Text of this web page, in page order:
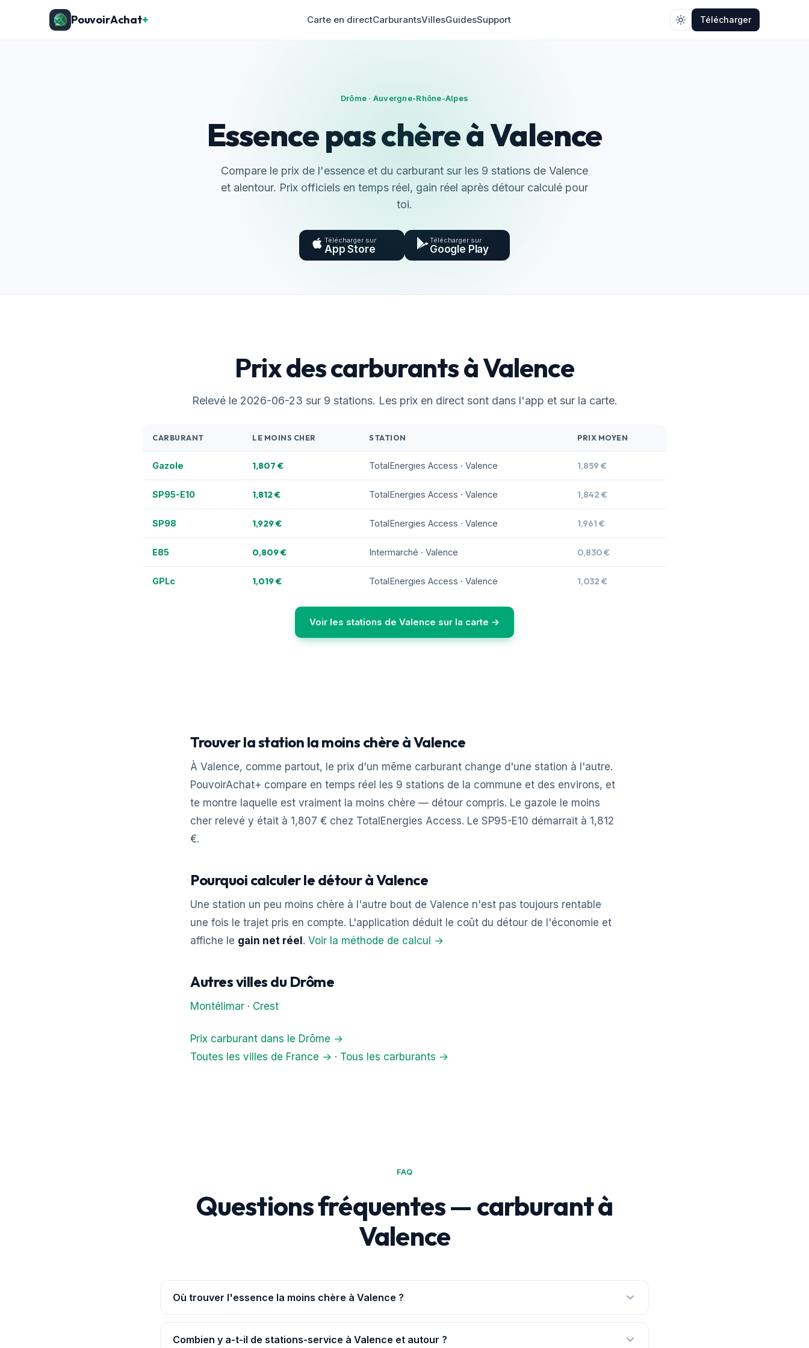
PouvoirAchat+ Carte en directCarburantsVillesGuidesSupport Télécharger
Drôme · Auvergne-Rhône-Alpes
Essence pas chère à Valence
Compare le prix de l'essence et du carburant sur les 9 stations de Valence
et alentour. Prix officiels en temps réel, gain réel après détour calculé pour
toi.
Télécharger sur
App Store
Télécharger sur
Google Play
Prix des carburants à Valence
Relevé le 2026-06-23 sur 9 stations. Les prix en direct sont dans l'app et sur la carte.
CARBURANT LE MOINS CHER STATION PRIX MOYEN
Gazole 1,807 € TotalEnergies Access · Valence 1,859 €
SP95-E10 1,812 € TotalEnergies Access · Valence 1,842 €
SP98 1,929 € TotalEnergies Access · Valence 1,961 €
E85 0,809 € Intermarché · Valence 0,830 €
GPLc 1,019 € TotalEnergies Access · Valence 1,032 €
Voir les stations de Valence sur la carte →
Trouver la station la moins chère à Valence
À Valence, comme partout, le prix d'un même carburant change d'une station à l'autre.
PouvoirAchat+ compare en temps réel les 9 stations de la commune et des environs, et
te montre laquelle est vraiment la moins chère — détour compris. Le gazole le moins
cher relevé y était à 1,807 € chez TotalEnergies Access. Le SP95-E10 démarrait à 1,812
€.
Pourquoi calculer le détour à Valence
Une station un peu moins chère à l'autre bout de Valence n'est pas toujours rentable
une fois le trajet pris en compte. L'application déduit le coût du détour de l'économie et
affiche le gain net réel . Voir la méthode de calcul →
Autres villes du Drôme
Montélimar · Crest
Prix carburant dans le Drôme →
Toutes les villes de France → · Tous les carburants →
FAQ
Questions fréquentes — carburant à
Valence
Où trouver l'essence la moins chère à Valence ?
ruptures signalées. Les prix viennent de la base officielle data.gouv.fr.
Combien y a-t-il de stations-service à Valence et autour ?